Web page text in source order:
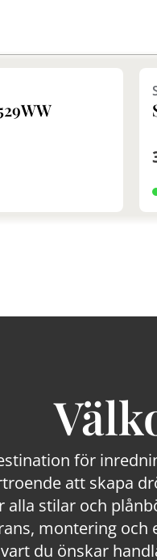
för
att skapa
alla stilar och
montering och
du önskar